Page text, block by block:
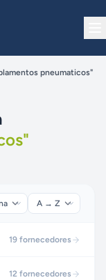
pneumaticos"
"
19 fornecedores
12 fornecedores